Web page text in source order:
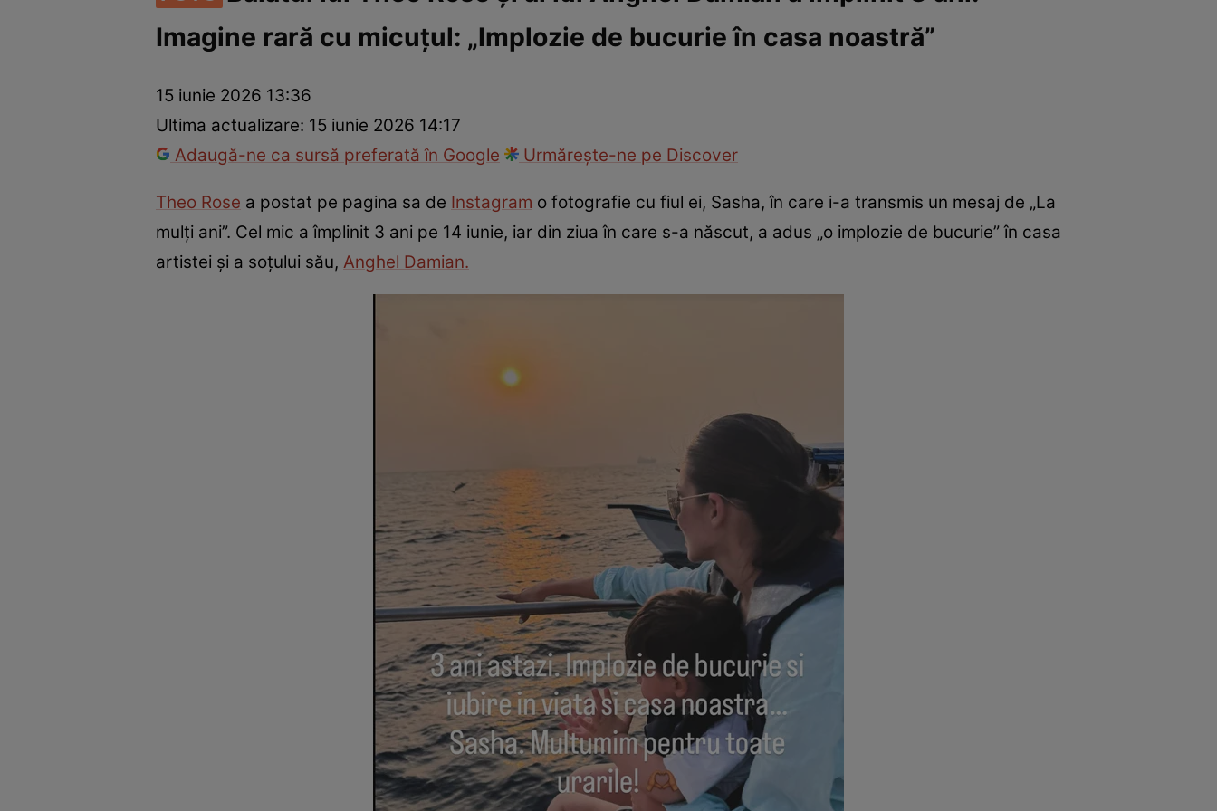
Vedete internaționaleVedete românești Interviurile Click!Paparazzii Click!
Imagine rară cu micuțul: „Implozie de bucurie în casa noastră”
15 iunie 2026 13:36
Ultima actualizare: 15 iunie 2026 14:17
Adaugă-ne ca sursă preferată în Google
Urmărește-ne pe Discover
Theo Rose a postat pe pagina sa de Instagram o fotografie cu fiul ei, Sasha, în care i-a transmis un mesaj de „La
mulți ani”. Cel mic a împlinit 3 ani pe 14 iunie, iar din ziua în care s-a născut, a adus „o implozie de bucurie” în casa
artistei și a soțului său, Anghel Damian.